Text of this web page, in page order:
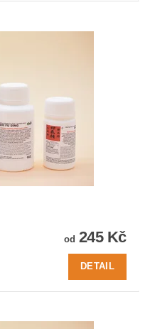
od 245 Kč
DETAIL